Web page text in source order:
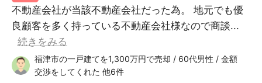
不動産会社が当該不動産会社だった為。 地元でも優
良顧客を多く持っている不動産会社様なので商談...
続きをみる
福津市の一戸建てを1,300万円で売却 / 60代男性 / 金額
交渉をしてくれた 他6件